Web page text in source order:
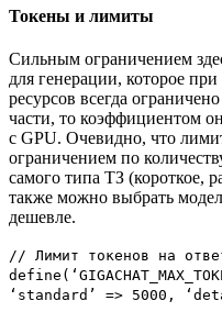
Токены и лимиты
Сильным ограничением
для генерации, которое
ресурсов всегда
части, то коэффициентом
с GPU. Очевидно, что
ограничением по
самого типа ТЗ (короткое,
также можно выбрать
дешевле.
// Лимит токенов на
‘standard’ => 5000,